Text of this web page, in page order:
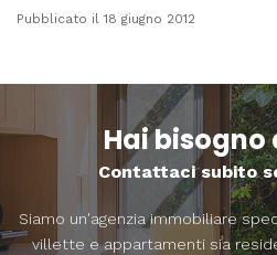
Pubblicato il 18 giugno 2012
Hai bisogno
Contattaci subito
Siamo un'agenzia immobiliare
villette e appartamenti sia